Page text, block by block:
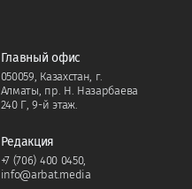
Главный офис
050059, Казахстан, г.
Алматы, пр. Н. Назарбаева
240 Г, 9-й этаж.
Редакция
+7 (706) 400 0450,
info@arbat.media